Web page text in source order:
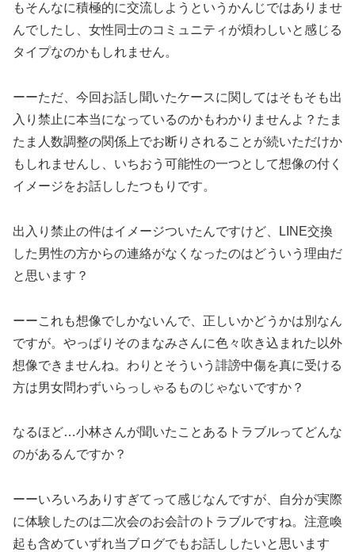
もそんなに積極的に交流しようというかんじではありませ
んでしたし、女性同士のコミュニティが煩わしいと感じる
タイプなのかもしれません。
ーーただ、今回お話し聞いたケースに関してはそもそも出
入り禁止に本当になっているのかもわかりませんよ？たま
たま人数調整の関係上でお断りされることが続いただけか
もしれませんし、いちおう可能性の一つとして想像の付く
イメージをお話ししたつもりです。
出入り禁止の件はイメージついたんですけど、LINE交換
した男性の方からの連絡がなくなったのはどういう理由だ
と思います？
ーーこれも想像でしかないんで、正しいかどうかは別なん
ですが。やっぱりそのまなみさんに色々吹き込まれた以外
想像できませんね。わりとそういう誹謗中傷を真に受ける
方は男女問わずいらっしゃるものじゃないですか？
なるほど…小林さんが聞いたことあるトラブルってどんな
のがあるんですか？
ーーいろいろありすぎてって感じなんですが、自分が実際
に体験したのは二次会のお会計のトラブルですね。注意喚
起も含めていずれ当ブログでもお話ししたいと思います